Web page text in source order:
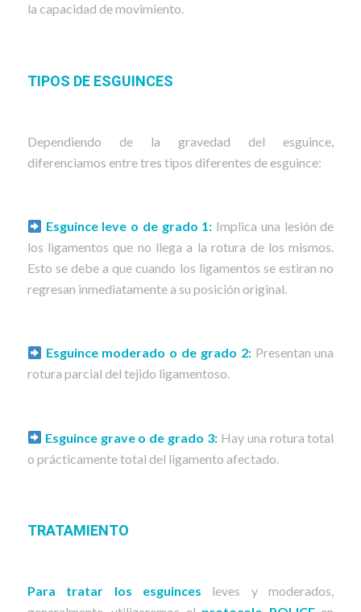
la capacidad de movimiento.
TIPOS DE ESGUINCES
Dependiendo de la gravedad del esguince,
diferenciamos entre tres tipos diferentes de esguince:
Esguince leve o de grado 1: Implica una lesión de
los ligamentos que no llega a la rotura de los mismos.
Esto se debe a que cuando los ligamentos se estiran no
regresan inmediatamente a su posición original.
Esguince moderado o de grado 2: Presentan una
rotura parcial del tejido ligamentoso.
Esguince grave o de grado 3:Hay una rotura total
o prácticamente total del ligamento afectado.
TRATAMIENTO
Para tratar los esguinces leves y moderados,